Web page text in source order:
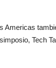
Americas
Tech